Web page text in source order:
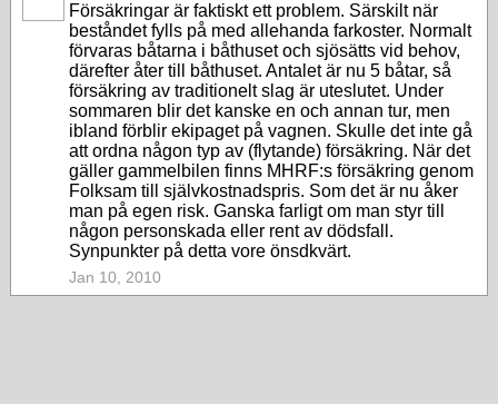
Försäkringar är faktiskt ett problem. Särskilt när
beståndet fylls på med allehanda farkoster. Normalt
förvaras båtarna i båthuset och sjösätts vid behov,
därefter åter till båthuset. Antalet är nu 5 båtar, så
försäkring av traditionelt slag är uteslutet. Under
sommaren blir det kanske en och annan tur, men
ibland förblir ekipaget på vagnen. Skulle det inte gå
att ordna någon typ av (flytande) försäkring. När det
gäller gammelbilen finns MHRF:s försäkring genom
Folksam till självkostnadspris. Som det är nu åker
man på egen risk. Ganska farligt om man styr till
någon personskada eller rent av dödsfall.
Synpunkter på detta vore önsdkvärt.
Jan 10, 2010